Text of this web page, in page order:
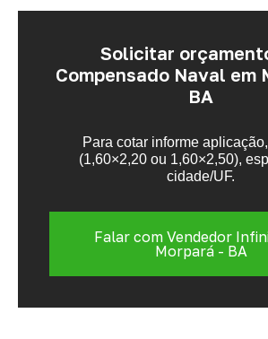
Solicitar
Compensado Naval em
BA
Para cotar informe
(1,60×2,20 ou 1,60×2,50),
cidade/UF.
Falar com Vendedor
Morpará - BA